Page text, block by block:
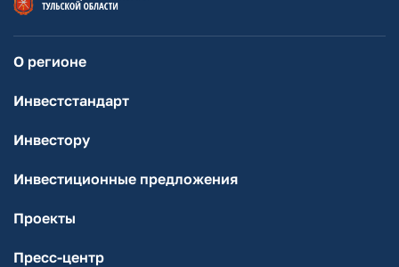
О регионе
Инвестстандарт
Инвестору
Инвестиционные предложения
Проекты
Пресс-центр